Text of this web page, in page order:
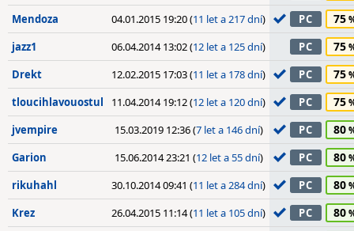
Mendoza 04.01.2015 19:20 (11 let a 217 dní) PC 75
jazz1 06.04.2014 13:02 (12 let a 125 dní) PC 75
Drekt 12.02.2015 17:03 (11 let a 178 dní) PC 75
tloucihlavouostul 11.04.2014 19:12 (12 let a 120 dní) PC 75
jvempire 15.03.2019 12:36 (7 let a 146 dní) PC 80
Garion 15.06.2014 23:21 (12 let a 55 dní) PC 80
rikuhahl 30.10.2014 09:41 (11 let a 284 dní) PC 80
Krez 26.04.2015 11:14 (11 let a 105 dní) PC 80